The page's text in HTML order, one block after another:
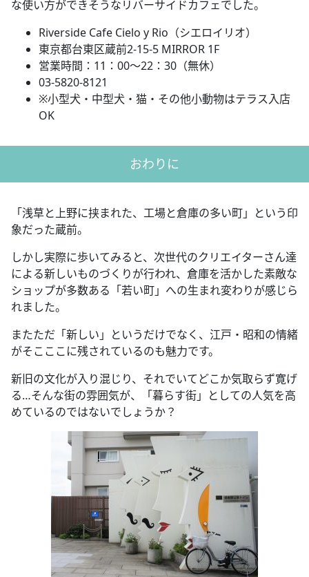
な使い方ができそうなリバーサイドカフェでした。
Riverside Cafe Cielo y Rio（シエロイリオ）
東京都台東区蔵前2-15-5 MIRROR 1F
営業時間：11：00～22：30（無休）
03-5820-8121
※小型犬・中型犬・猫・その他小動物はテラス入店
OK
おわりに
「浅草と上野に挟まれた、工場と倉庫の多い町」という印
象だった蔵前。
しかし実際に歩いてみると、次世代のクリエイターさん達
による新しいものづくりが行われ、倉庫を活かした素敵な
ショップが多数ある「若い町」への生まれ変わりが感じら
れました。
またただ「新しい」というだけでなく、江戸・昭和の情緒
がそこここに残されているのも魅力です。
新旧の文化が入り混じり、それでいてどこか気取らず寛げ
る…そんな街の雰囲気が、「暮らす街」としての人気を高
めているのではないでしょうか？